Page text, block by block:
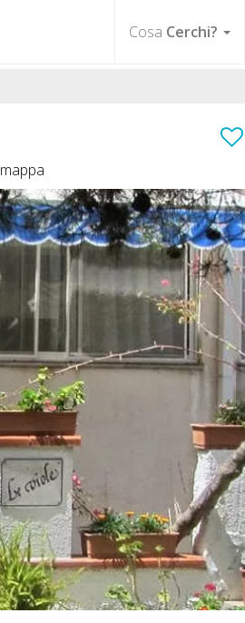
Cosa Cerchi?